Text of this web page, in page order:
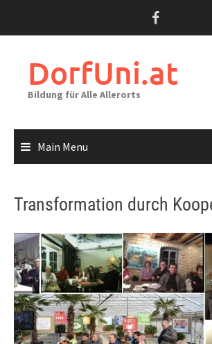
DorfUni.at
Bildung für Alle Allerorts
Main Menu
Transformation durch